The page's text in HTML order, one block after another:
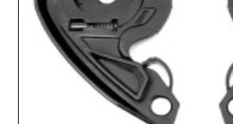
φωτογραφίες.